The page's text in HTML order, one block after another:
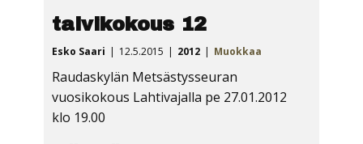
talvikokous 12
Esko Saari 12.5.2015 2012 Muokkaa
Raudaskylän Metsästysseuran
vuosikokous Lahtivajalla pe 27.01.2012
klo 19.00